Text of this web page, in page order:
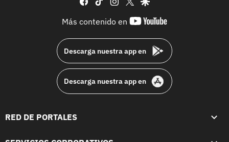
Más contenido en
youtube-
Descarga nuestra app en
Descarga nuestra app en
RED DE PORTALES